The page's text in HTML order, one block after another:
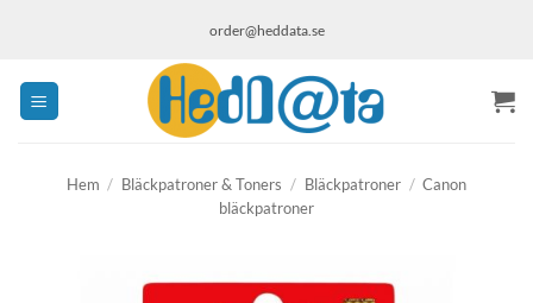
order@heddata.se
Hem / Bläckpatroner & Toners / Bläckpatroner / Canon
bläckpatroner